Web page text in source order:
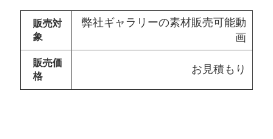
販売対
象
弊社ギャラリーの素材販売可能動
画
販売価
格
お見積もり